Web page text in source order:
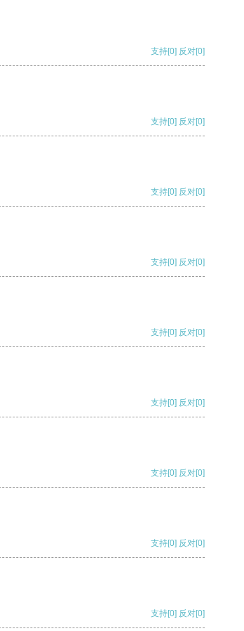
支持[0] 反对[0]
支持[0] 反对[0]
支持[0] 反对[0]
支持[0] 反对[0]
支持[0] 反对[0]
支持[0] 反对[0]
支持[0] 反对[0]
支持[0] 反对[0]
支持[0] 反对[0]